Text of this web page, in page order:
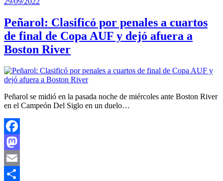
Peñarol: Clasificó por penales a cuartos
de final de Copa AUF y dejó afuera a
Boston River
Peñarol se midió en la pasada noche de miércoles ante Boston River
en el Campeón Del Siglo en un duelo…
Facebook
Mastodon
Email